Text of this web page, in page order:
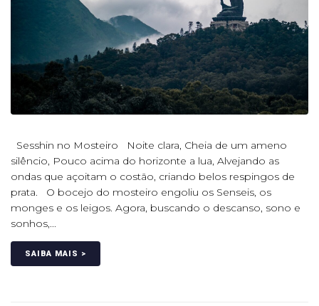
Sesshin no Mosteiro Noite clara, Cheia de um ameno
silêncio, Pouco acima do horizonte a lua, Alvejando as
ondas que açoitam o costão, criando belos respingos de
prata. O bocejo do mosteiro engoliu os Senseis, os
monges e os leigos. Agora, buscando o descanso, sono e
sonhos,...
SAIBA MAIS >